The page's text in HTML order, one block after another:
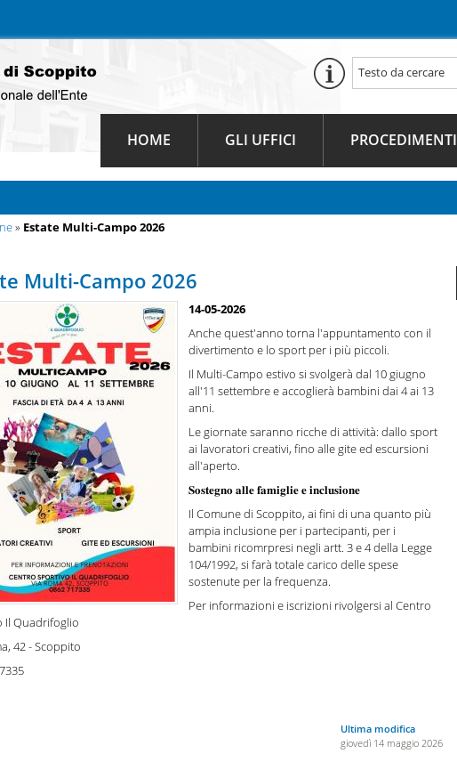
HOME GLI UFFICI PROCEDIMENTI
» Estate Multi-Campo 2026
Multi-Campo 2026
14-05-2026
Anche quest'anno torna l'appuntamento con il
divertimento e lo sport per i più piccoli.
Il Multi-Campo estivo si svolgerà dal 10 giugno
all'11 settembre e accoglierà bambini dai 4 ai 13
anni.
Le giornate saranno ricche di attività: dallo sport
ai lavoratori creativi, fino alle gite ed escursioni
all'aperto.
𝐒𝐨𝐬𝐭𝐞𝐠𝐧𝐨 𝐚𝐥𝐥𝐞 𝐟𝐚𝐦𝐢𝐠𝐥𝐢𝐞 𝐞 𝐢𝐧𝐜𝐥𝐮𝐬𝐢𝐨𝐧𝐞
Il Comune di Scoppito, ai fini di una quanto più
ampia inclusione per i partecipanti, per i
bambini ricomrpresi negli artt. 3 e 4 della Legge
104/1992, si farà totale carico delle spese
sostenute per la frequenza.
Per informazioni e iscrizioni rivolgersi al Centro
Il Quadrifoglio
42 - Scoppito
Ultima modifica
giovedì 14 maggio 2026